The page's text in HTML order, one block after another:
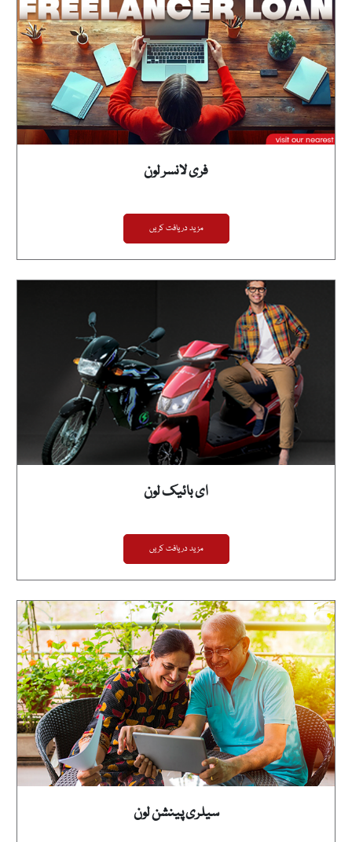
فری لانسر لون
مزید دریافت کریں
ای بائیک لون
مزید دریافت کریں
سیلری پینشن لون